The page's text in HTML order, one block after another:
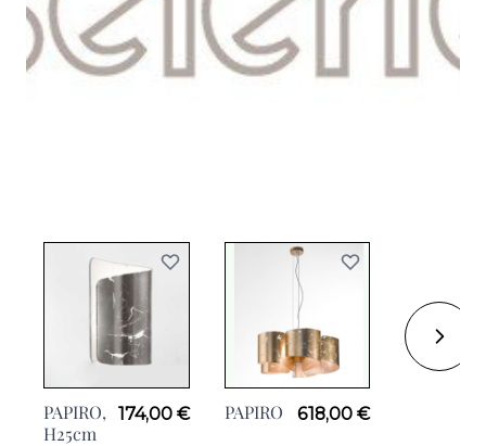
PAPIRO,
H25cm
174,00 € PAPIRO 618,00 €